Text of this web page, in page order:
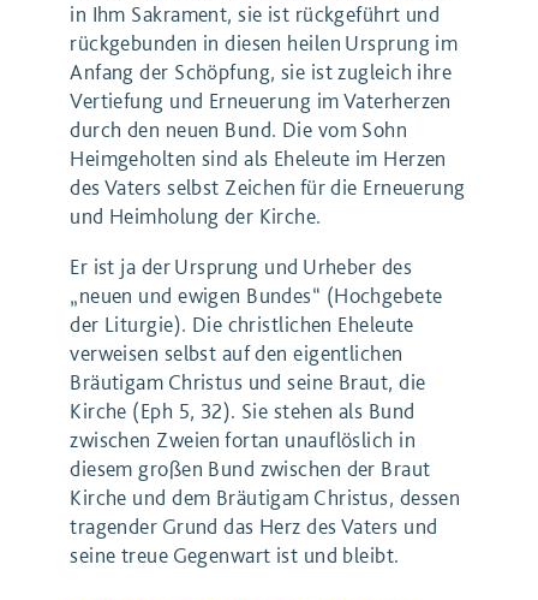
in Ihm Sakrament, sie ist rückgeführt und
rückgebunden in diesen heilen Ursprung im
Anfang der Schöpfung, sie ist zugleich ihre
Vertiefung und Erneuerung im Vaterherzen
durch den neuen Bund. Die vom Sohn
Heimgeholten sind als Eheleute im Herzen
des Vaters selbst Zeichen für die Erneuerung
und Heimholung der Kirche.
Er ist ja der Ursprung und Urheber des
„neuen und ewigen Bundes“ (Hochgebete
der Liturgie). Die christlichen Eheleute
verweisen selbst auf den eigentlichen
Bräutigam Christus und seine Braut, die
Kirche (Eph 5, 32). Sie stehen als Bund
zwischen Zweien fortan unauflöslich in
diesem großen Bund zwischen der Braut
Kirche und dem Bräutigam Christus, dessen
tragender Grund das Herz des Vaters und
seine treue Gegenwart ist und bleibt.